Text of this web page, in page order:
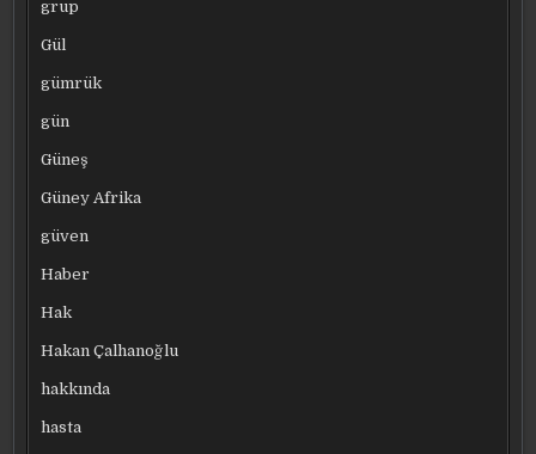
grup
Gül
gümrük
gün
Güneş
Güney Afrika
güven
Haber
Hak
Hakan Çalhanoğlu
hakkında
hasta